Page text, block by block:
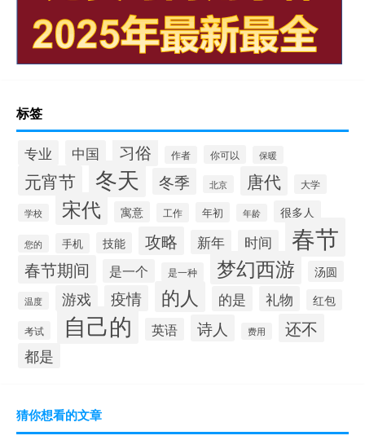
标签
专业 中国 习俗 作者 你可以 保暖
元宵节 冬天 冬季 北京 唐代 大学
学校 宋代 寓意 工作 年初 年龄 很多人
您的 手机 技能 攻略 新年 时间 春节
春节期间 是一个 是一种 梦幻西游 汤圆
温度 游戏 疫情 的人 的是 礼物 红包
考试 自己的 英语 诗人 费用 还不
都是
猜你想看的文章